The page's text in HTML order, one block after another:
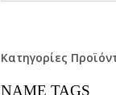
Κατηγορίες
NAME TAGS